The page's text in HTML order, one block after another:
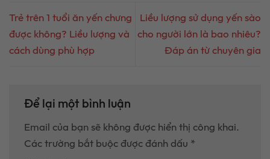
Trẻ trên 1 tuổi ăn yến chưng
được không? Liều lượng và
cách dùng phù hợp
Liều lượng sử dụng yến sào
cho người lớn là bao nhiêu?
Đáp án từ chuyên gia
Để lại một bình luận
Email của bạn sẽ không được hiển thị công khai.
Các trường bắt buộc được đánh dấu *